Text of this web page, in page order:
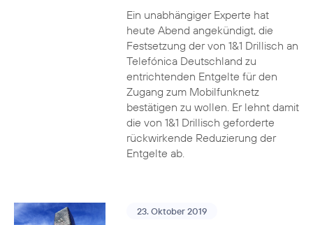
Ein unabhängiger Experte hat
heute Abend angekündigt, die
Festsetzung der von 1&1 Drillisch an
Telefónica Deutschland zu
entrichtenden Entgelte für den
Zugang zum Mobilfunknetz
bestätigen zu wollen. Er lehnt damit
die von 1&1 Drillisch geforderte
rückwirkende Reduzierung der
Entgelte ab.
23. Oktober 2019